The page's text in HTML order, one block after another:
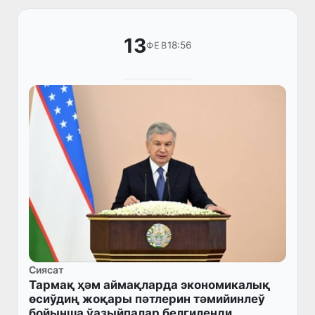
13ФЕВ18:56
Сиясат
Тармақ ҳәм аймақларда экономикалық
өсиўдиң жоқары пәтлерин тәмийинлеў